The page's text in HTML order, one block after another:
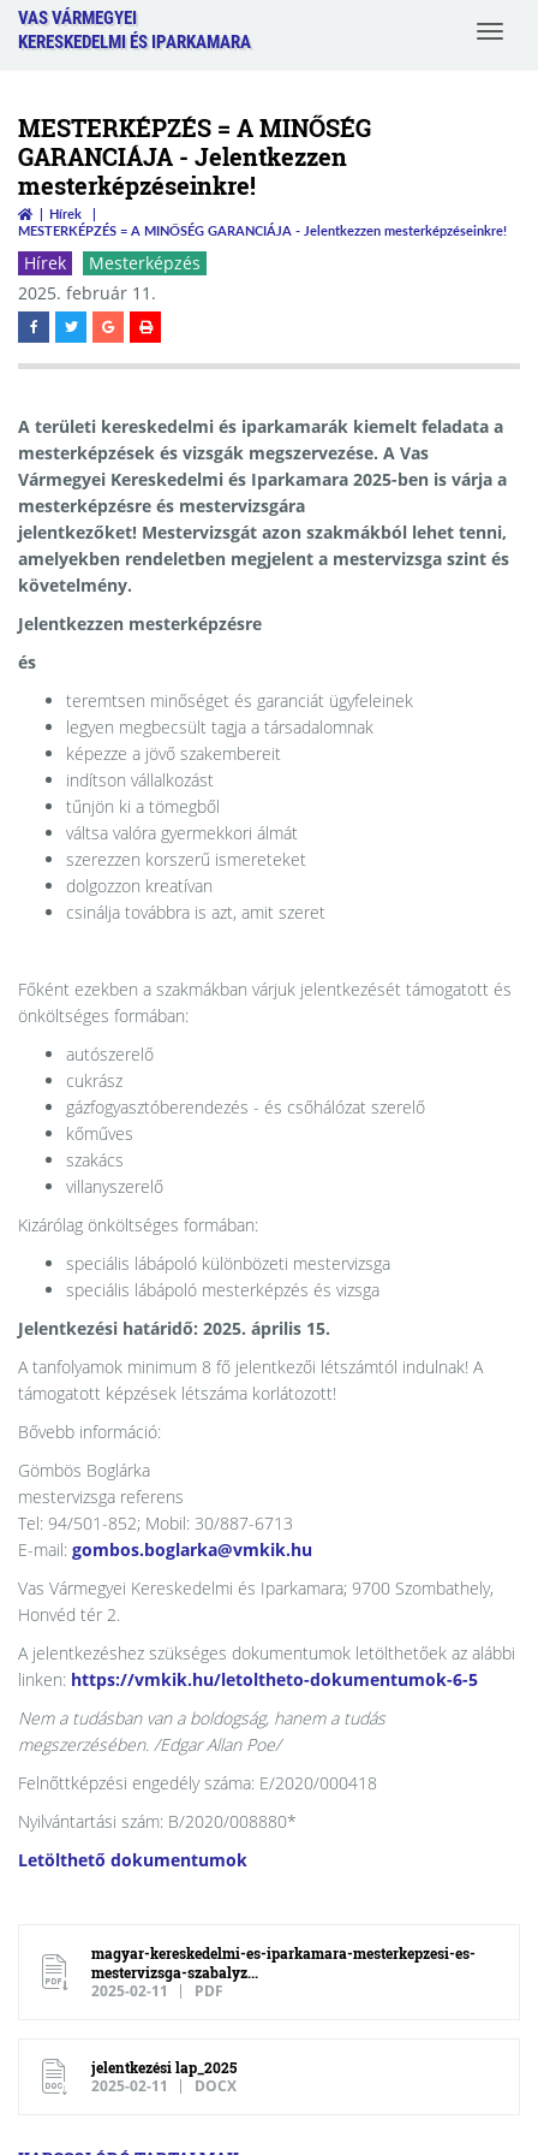
VAS VÁRMEGYEI
KERESKEDELMI ÉS IPARKAMARA
Toggle
MESTERKÉPZÉS = A MINŐSÉG
GARANCIÁJA - Jelentkezzen
mesterképzéseinkre!
Hírek
MESTERKÉPZÉS = A MINŐSÉG GARANCIÁJA - Jelentkezzen mesterképzéseinkre!
Hírek
Mesterképzés
2025. február 11.
A területi kereskedelmi és iparkamarák kiemelt feladata a
mesterképzések és vizsgák megszervezése. A Vas
Vármegyei Kereskedelmi és Iparkamara 2025-ben is várja a
mesterképzésre és mestervizsgára
jelentkezőket! Mestervizsgát azon szakmákból lehet tenni,
amelyekben rendeletben megjelent a mestervizsga szint és
követelmény.
Jelentkezzen mesterképzésre
és
teremtsen minőséget és garanciát ügyfeleinek
legyen megbecsült tagja a társadalomnak
képezze a jövő szakembereit
indítson vállalkozást
tűnjön ki a tömegből
váltsa valóra gyermekkori álmát
szerezzen korszerű ismereteket
dolgozzon kreatívan
csinálja továbbra is azt, amit szeret
Főként ezekben a szakmákban várjuk jelentkezését támogatott és
önköltséges formában:
autószerelő
cukrász
gázfogyasztóberendezés - és csőhálózat szerelő
kőműves
szakács
villanyszerelő
Kizárólag önköltséges formában:
speciális lábápoló különbözeti mestervizsga
speciális lábápoló mesterképzés és vizsga
Jelentkezési határidő: 2025. április 15.
A tanfolyamok minimum 8 fő jelentkezői létszámtól indulnak! A
támogatott képzések létszáma korlátozott!
Bővebb információ:
Gömbös Boglárka
mestervizsga referens
Tel: 94/501-852; Mobil: 30/887-6713
E-mail: gombos.boglarka@vmkik.hu
Vas Vármegyei Kereskedelmi és Iparkamara; 9700 Szombathely,
Honvéd tér 2.
A jelentkezéshez szükséges dokumentumok letölthetőek az alábbi
linken: https://vmkik.hu/letoltheto-dokumentumok-6-5
Nem a tudásban van a boldogság, hanem a tudás
megszerzésében. /Edgar Allan Poe/
Felnőttképzési engedély száma: E/2020/000418
Nyilvántartási szám: B/2020/008880*
Letölthető dokumentumok
magyar-kereskedelmi-es-iparkamara-mesterkepzesi-es-
mestervizsga-szabalyz...
2025-02-11 PDF
jelentkezési lap_2025
2025-02-11 DOCX